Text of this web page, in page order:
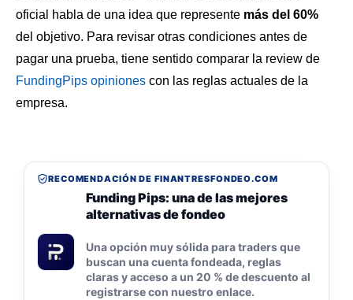
oficial habla de una idea que represente más del 60%
del objetivo. Para revisar otras condiciones antes de
pagar una prueba, tiene sentido comparar la review de
FundingPips opiniones con las reglas actuales de la
empresa.
RECOMENDACIÓN DE FINANTRESFONDEO.COM
Funding Pips: una de las mejores
alternativas de fondeo
Una opción muy sólida para traders que
buscan una cuenta fondeada, reglas
claras y acceso a un 20 % de descuento al
registrarse con nuestro enlace.